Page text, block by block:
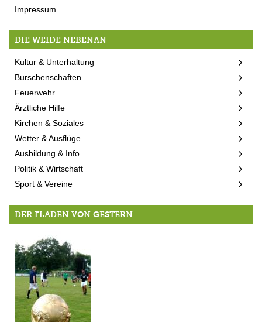
Impressum
DIE WEIDE NEBENAN
Kultur & Unterhaltung
Burschenschaften
Feuerwehr
Ärztliche Hilfe
Kirchen & Soziales
Wetter & Ausflüge
Ausbildung & Info
Politik & Wirtschaft
Sport & Vereine
DER FLADEN VON GESTERN